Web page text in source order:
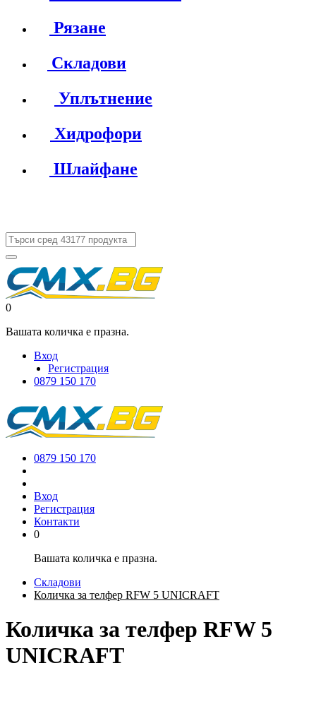
Рязане
Складови
Уплътнение
Хидрофори
Шлайфане
0
Вашата количка е празна.
Вход
Регистрация
0879 150 170
0879 150 170
Вход
Регистрация
Контакти
0
Вашата количка е празна.
Складови
Количка за телфер RFW 5 UNICRAFT
Количка за телфер RFW 5
UNICRAFT